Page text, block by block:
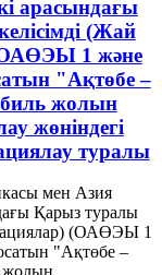
арасындағы
(Жай
1 және
"Ақтөбе –
жолын
жөніндегі
туралы
мен Азия
Қарыз туралы
(ОАӨЭЫ 1
"Ақтөбе –